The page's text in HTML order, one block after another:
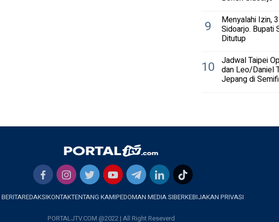
9 Menyalahi Izin,
Sidoarjo. Bupati
Ditutup
10 Jadwal Taipei
dan Leo/Daniel
Jepang di
REDAKSIKONTAKTENTANG KAMIPEDOMAN MEDIA SIBERKEBIJAKAN PRIVASI
PORTALJTV.COM @2022 | All Right Reseverd